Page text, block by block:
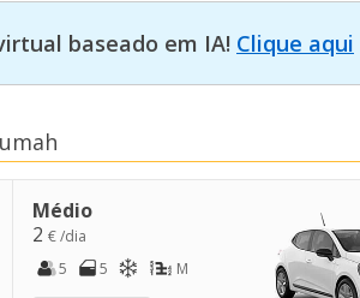
baseado em IA! Clique aqui
Médio
2€ /dia
5
5 M